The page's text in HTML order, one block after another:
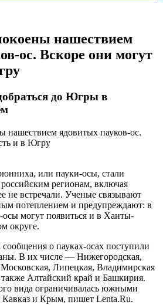
нашествием
ос. Вскоре они могут
до Югры в
или пауки-осы, стали
российским регионам, включая
не встречали. Ученые связывают
потеплением и предупреждают: в
могут появиться и в Ханты-
округе.
сообщения о пауках-осах поступили
В их числе — Нижегородская,
Московская, Липецкая, Владимирская
Алтайский край и Башкирия.
вида ограничивалась южными
Кавказ и Крым, пишет Lenta.Ru.